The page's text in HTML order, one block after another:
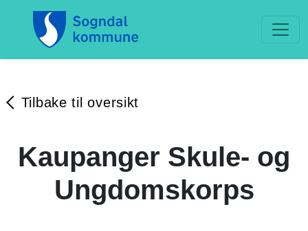
Tilbake til oversikt
Kaupanger Skule- og
Ungdomskorps